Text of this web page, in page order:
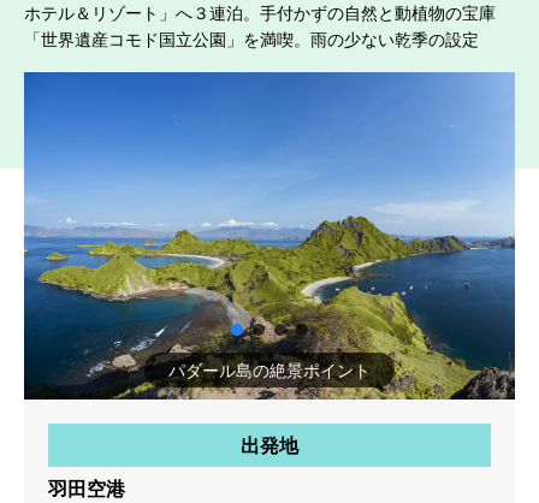
ホテル＆リゾート」へ３連泊。手付かずの自然と動植物の宝庫
「世界遺産コモド国立公園」を満喫。雨の少ない乾季の設定
コモド島ピンクビーチ
出発地
羽田空港